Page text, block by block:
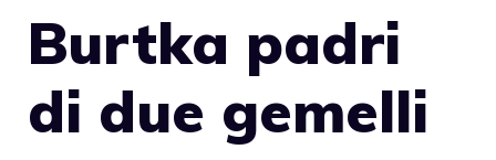
Burtka padri
di due gemelli